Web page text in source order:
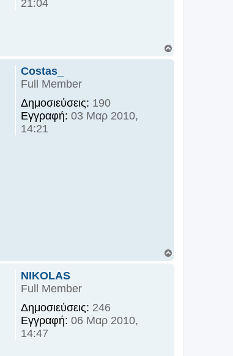
21:04
Costas_
Full Member
Δημοσιεύσεις: 190
Εγγραφή: 03 Μαρ 2010,
14:21
NIKOLAS
Full Member
Δημοσιεύσεις: 246
Εγγραφή: 06 Μαρ 2010,
14:47